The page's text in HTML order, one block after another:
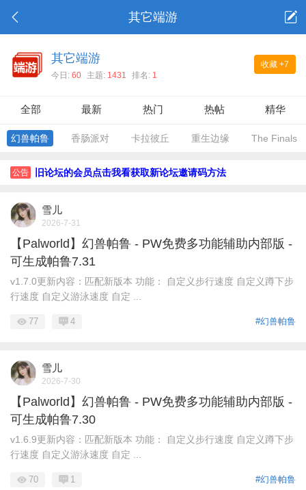
其它端游
收藏 +7
其它端游
今日: 60 主题: 1431 排名: 1
全部 最新 热门 热帖 精华
幻兽帕鲁 香肠派对 卡拉彼丘 重生边缘 The Finals
公告 旧论坛的会员点击我看获取新论坛邀请码方法
雪儿
2026-7-31
【Palworld】幻兽帕鲁 - PW免费多功能辅助内部版 -
可生成帕鲁7.31
v1.7.0更新内容：匹配新版本 功能： 自定义步行速度 自定义蹲下步
行速度 自定义游泳速度 自定 ...
#幻兽帕鲁
77 4
雪儿
2026-7-30
【Palworld】幻兽帕鲁 - PW免费多功能辅助内部版 -
可生成帕鲁7.30
v1.6.9更新内容：匹配新版本 功能： 自定义步行速度 自定义蹲下步
行速度 自定义游泳速度 自定 ...
#幻兽帕鲁
70 1